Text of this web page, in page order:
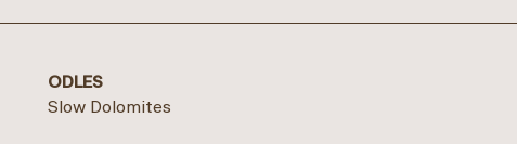
ODLES
Slow Dolomites